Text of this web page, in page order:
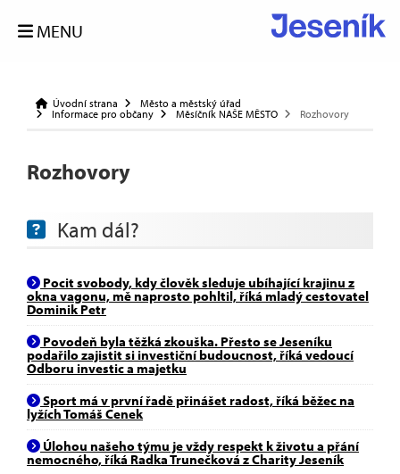
MENU
Úvodní strana
Město a městský úřad
Informace pro občany
Měsíčník NAŠE MĚSTO Rozhovory
Rozhovory
Kam dál?
Pocit svobody, kdy člověk sleduje ubíhající krajinu z
okna vagonu, mě naprosto pohltil, říká mladý cestovatel
Dominik Petr
Povodeň byla těžká zkouška. Přesto se Jeseníku
podařilo zajistit si investiční budoucnost, říká vedoucí
Odboru investic a majetku
Sport má v první řadě přinášet radost, říká běžec na
lyžích Tomáš Cenek
Úlohou našeho týmu je vždy respekt k životu a přání
nemocného, říká Radka Trunečková z Charity Jeseník